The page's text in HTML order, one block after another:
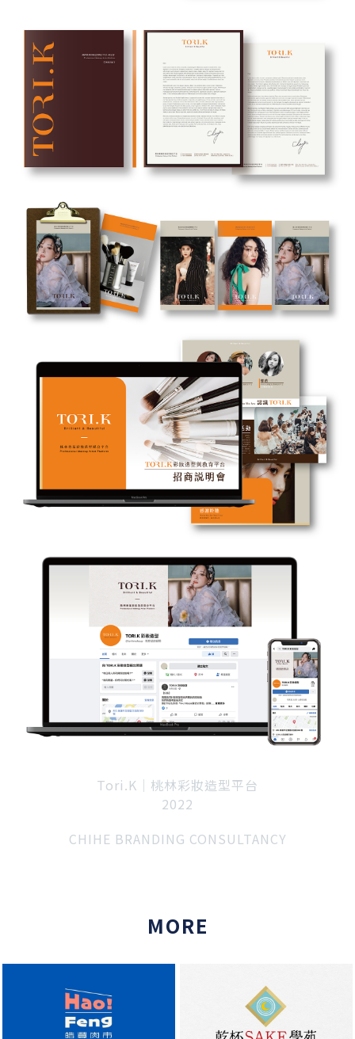
Tori.K｜桃林彩妝造型平台
2022
CHIHE BRANDING CONSULTANCY
MORE